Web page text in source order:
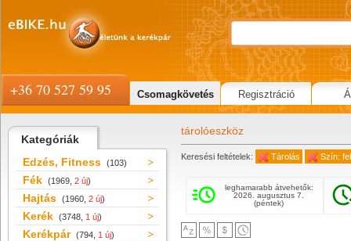
Kategóriák
Edzés, Fitness (103)
Fék (1969, 2 új)
Hajtás (1960, 2 új)
Kerék (3748, 1 új)
Kerékpár (794, 1 új)
tárolóeszköz
Keresési feltételek: Tárolás Szín:
leghamarabb átvehetők:
2026. augusztus 7.
(péntek)
+36 70 527 59 95 Csomagkövetés Regisztráció